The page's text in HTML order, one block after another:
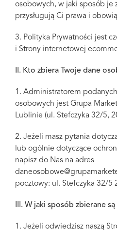
osobowych, w jaki sposób je
przysługują Ci prawa i
3. Polityka Prywatności jest
i Strony internetowej
II. Kto zbiera Twoje dane
1. Administratorem
osobowych jest Grupa
Lublinie (ul. Stefczyka 32/5,
2. Jeżeli masz pytania
lub ogólnie dotyczące
napisz do Nas na adres
pocztowy: ul. Stefczyka 32/5
III. W jaki sposób zbierane
1. Jeżeli odwiedzisz naszą